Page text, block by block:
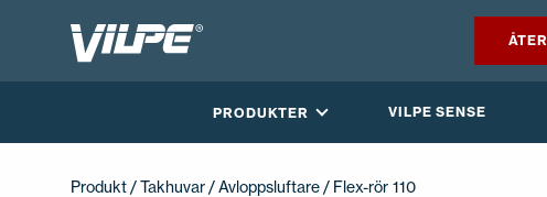
PRODUKTER VILPE SENSE
Produkt /Takhuvar /Avloppsluftare / Flex-rör 110